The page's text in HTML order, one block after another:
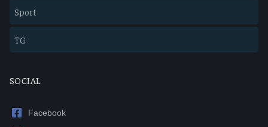
Sport
TG
SOCIAL
Facebook